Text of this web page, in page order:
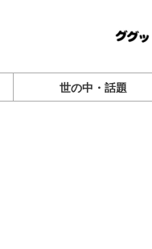
世の中・話題